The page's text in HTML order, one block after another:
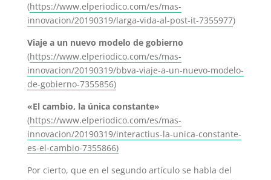
(https://www.elperiodico.com/es/mas-
innovacion/20190319/larga-vida-al-post-it-7355977)
Viaje a un nuevo modelo de gobierno
(https://www.elperiodico.com/es/mas-
innovacion/20190319/bbva-viaje-a-un-nuevo-modelo-
de-gobierno-7355856)
«El cambio, la única constante»
(https://www.elperiodico.com/es/mas-
innovacion/20190319/interactius-la-unica-constante-
es-el-cambio-7355866)
Por cierto, que en el segundo artículo se habla del